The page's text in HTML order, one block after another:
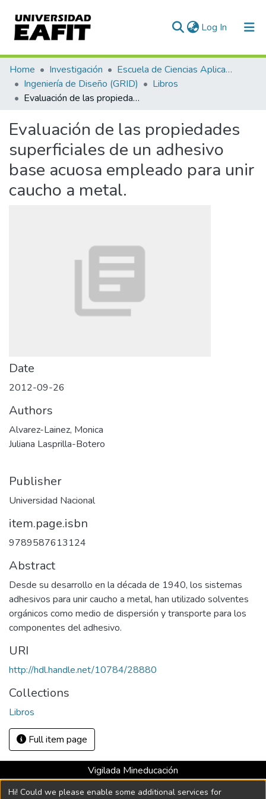
Log In (current)
Communities & Collections
All of DSpace
Home Investigación
Escuela de Ciencias Aplicadas e Ingeniería
Ingeniería de Diseño (GRID)
Libros
Evaluación de las propiedades superficiales de un adhesivo base acuosa empleado para unir caucho a metal.
Evaluación de las propiedades
superficiales de un adhesivo
base acuosa empleado para unir
caucho a metal.
Date
2012-09-26
Authors
Alvarez-Lainez, Monica
Juliana Lasprilla-Botero
Publisher
Universidad Nacional
item.page.isbn
9789587613124
Abstract
Desde su desarrollo en la década de 1940, los sistemas
adhesivos para unir caucho a metal, han utilizado solventes
orgánicos como medio de dispersión y transporte para los
componentes del adhesivo.
URI
http://hdl.handle.net/10784/28880
Collections
Libros
Full item page
Vigilada Mineducación
Universidad con Acreditación Institucional hasta 2026 -
Hi! Could we please enable some additional services for